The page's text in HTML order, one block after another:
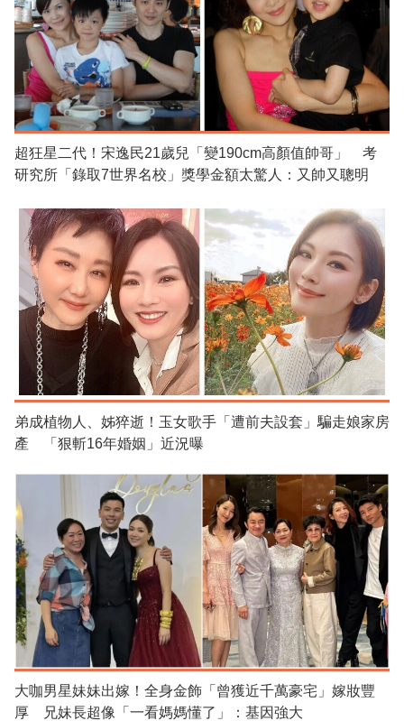
超狂星二代！宋逸民21歲兒「變190cm高顏值帥哥」 考
研究所「錄取7世界名校」獎學金額太驚人：又帥又聰明
弟成植物人、姊猝逝！玉女歌手「遭前夫設套」騙走娘家房
產 「狠斬16年婚姻」近況曝
大咖男星妹妹出嫁！全身金飾「曾獲近千萬豪宅」嫁妝豐
厚 兄妹長超像「一看媽媽懂了」：基因強大